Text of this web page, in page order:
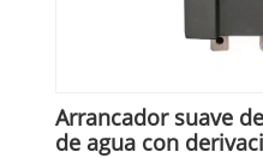
Arrancador suave
de agua con